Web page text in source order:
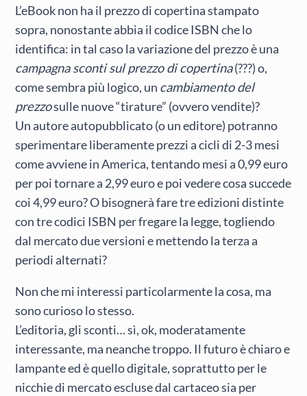
L’eBook non ha il prezzo di copertina stampato
sopra, nonostante abbia il codice ISBN che lo
identifica: in tal caso la variazione del prezzo è una
campagna sconti sul prezzo di copertina(???) o,
come sembra più logico, un cambiamento del
prezzosulle nuove “tirature” (ovvero vendite)?
Un autore autopubblicato (o un editore) potranno
sperimentare liberamente prezzi a cicli di 2-3 mesi
come avviene in America, tentando mesi a 0,99 euro
per poi tornare a 2,99 euro e poi vedere cosa succede
coi 4,99 euro? O bisognerà fare tre edizioni distinte
con tre codici ISBN per fregare la legge, togliendo
dal mercato due versioni e mettendo la terza a
periodi alternati?
Non che mi interessi particolarmente la cosa, ma
sono curioso lo stesso.
L’editoria, gli sconti… sì, ok, moderatamente
interessante, ma neanche troppo. Il futuro è chiaro e
lampante ed è quello digitale, soprattutto per le
nicchie di mercato escluse dal cartaceo sia per